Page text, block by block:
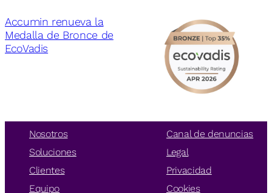
Accumin renueva la
Medalla de Bronce de
EcoVadis
Nosotros
Soluciones
Clientes
Equipo
Canal de denuncias
Legal
Privacidad
Cookies